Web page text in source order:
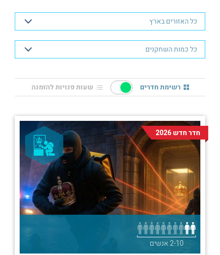
רשימת חדרים שעות פנויות להזמנה
חדר חדש 2026
2-10 אנשים